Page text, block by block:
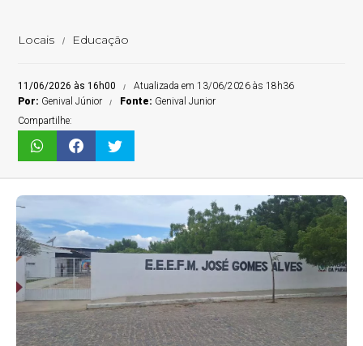
Locais Educação
11/06/2026 às 16h00
Atualizada em 13/06/2026 às 18h36
Por: Genival Júnior Fonte: Genival Junior
Compartilhe: